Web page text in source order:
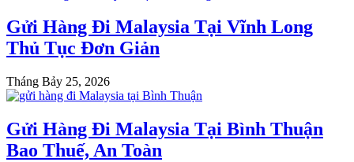
Gửi Hàng Đi Malaysia Tại Vĩnh Long
Thủ Tục Đơn Giản
Tháng Bảy 25, 2026
Gửi Hàng Đi Malaysia Tại Bình Thuận
Bao Thuế, An Toàn